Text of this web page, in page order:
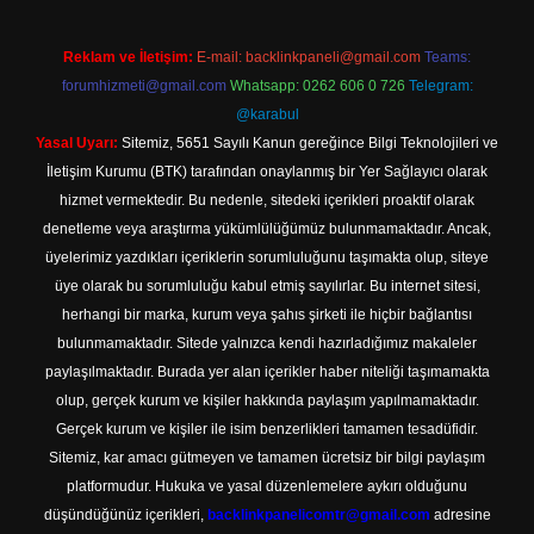
Reklam ve İletişim: E-mail: backlinkpaneli@gmail.com Teams:
forumhizmeti@gmail.com Whatsapp: 0262 606 0 726 Telegram:
@karabul
Yasal Uyarı: Sitemiz, 5651 Sayılı Kanun gereğince Bilgi Teknolojileri ve
İletişim Kurumu (BTK) tarafından onaylanmış bir Yer Sağlayıcı olarak
hizmet vermektedir. Bu nedenle, sitedeki içerikleri proaktif olarak
denetleme veya araştırma yükümlülüğümüz bulunmamaktadır. Ancak,
üyelerimiz yazdıkları içeriklerin sorumluluğunu taşımakta olup, siteye
üye olarak bu sorumluluğu kabul etmiş sayılırlar. Bu internet sitesi,
herhangi bir marka, kurum veya şahıs şirketi ile hiçbir bağlantısı
bulunmamaktadır. Sitede yalnızca kendi hazırladığımız makaleler
paylaşılmaktadır. Burada yer alan içerikler haber niteliği taşımamakta
olup, gerçek kurum ve kişiler hakkında paylaşım yapılmamaktadır.
Gerçek kurum ve kişiler ile isim benzerlikleri tamamen tesadüfidir.
Sitemiz, kar amacı gütmeyen ve tamamen ücretsiz bir bilgi paylaşım
platformudur. Hukuka ve yasal düzenlemelere aykırı olduğunu
düşündüğünüz içerikleri, backlinkpanelicomtr@gmail.com adresine